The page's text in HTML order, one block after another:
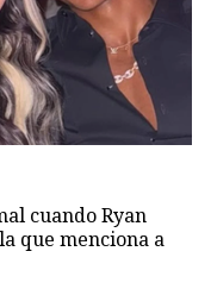
cuando Ryan
que menciona a